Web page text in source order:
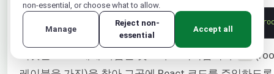
(<App />, document
non-essential, or choose what to allow.
Manage
Reject non-
essential
Accept all